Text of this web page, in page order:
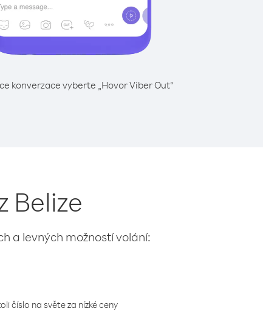
konverzace vyberte „Hovor Viber Out“
Belize
a levných možností volání:
číslo na světe za nízké ceny